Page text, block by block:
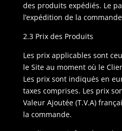
des produits expédiés. Le
l’expédition de la
2.3 Prix des Produits
Les prix applicables sont
le Site au moment où le
Les prix sont indiqués en
taxes comprises. Les prix
Valeur Ajoutée (T.V.A)
la commande.